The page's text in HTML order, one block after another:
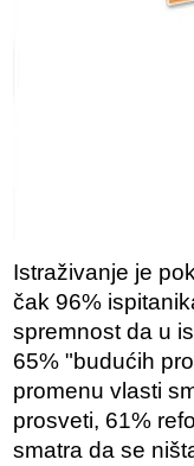
Istraživanje je
čak 96%
spremnost da u
65% "budućih
promenu vlasti
prosveti, 61%
smatra da se